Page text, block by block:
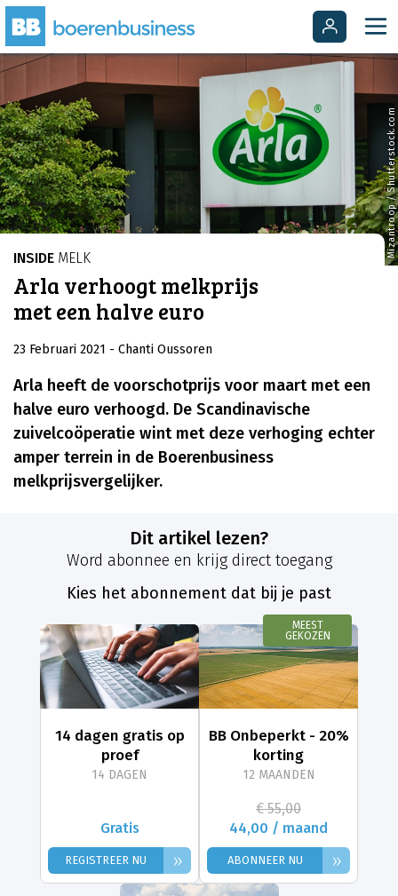
Mizantroop / Shutterstock.com
INSIDE MELK
Arla verhoogt melkprijs
met een halve euro
23 Februari 2021 - Chanti Oussoren
Arla heeft de voorschotprijs voor maart met een
halve euro verhoogd. De Scandinavische
zuivelcoöperatie wint met deze verhoging echter
amper terrein in de Boerenbusiness
melkprijsvergelijker.
Dit artikel lezen?
Word abonnee en krijg direct toegang
Kies het abonnement dat bij je past
14 dagen gratis op
proef
14 DAGEN
Gratis
REGISTREER NU »
MEEST
GEKOZEN
BB Onbeperkt - 20%
korting
12 MAANDEN
€ 55,00
44,00 / maand
ABONNEER NU »